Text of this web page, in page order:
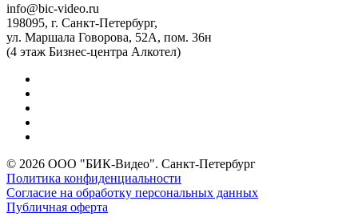
info@bic-video.ru
198095, г. Санкт-Петербург,
ул. Маршала Говорова, 52А, пом. 36н
(4 этаж Бизнес-центра Алкотел)
© 2026 ООО "БИК-Видео". Санкт-Петербург
Политика конфиденциальности
Согласие на обработку персональных данных
Публичная оферта